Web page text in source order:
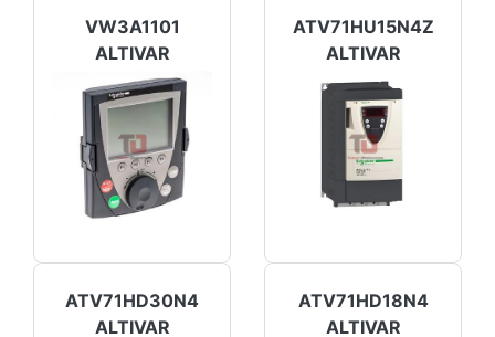
VW3A1101
ALTIVAR
ATV71HU15N4Z
ALTIVAR
ATV71HD30N4
ALTIVAR
ATV71HD18N4
ALTIVAR